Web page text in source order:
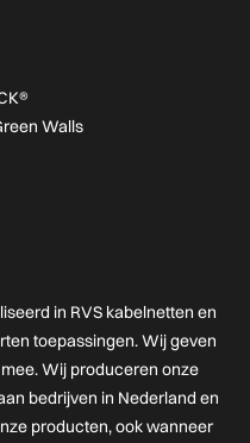
Walls
in RVS kabelnetten en
toepassingen. Wij geven
Wij produceren onze
bedrijven in Nederland en
producten, ook wanneer